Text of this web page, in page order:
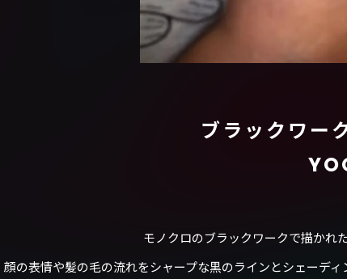
ブラックワー
モノクロのブラックワークで描かれ
顔の表情や髪の毛の流れをシャープな黒のラインとシェーデ